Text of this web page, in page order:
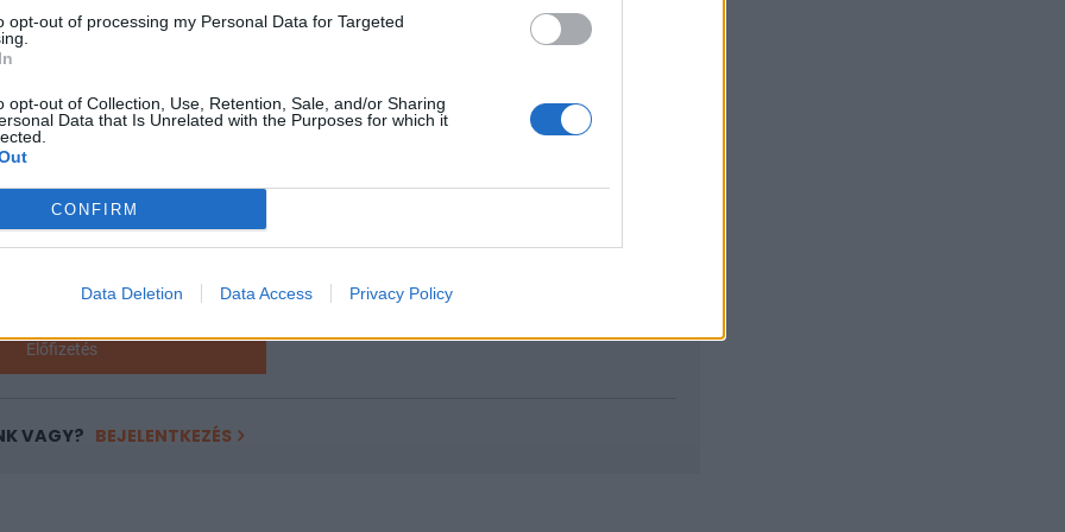
opt-out of processing my Personal Data for Targeted
opt-out of Collection, Use, Retention, Sale, and/or Sharing
Data that Is Unrelated with the Purposes for which it
CONFIRM
Data Deletion Data Access Privacy Policy
portfolio.hu hírarchívumához tartozik, melynek olvasása előfizetéses
tartalmazza:
cikkarchívum
Előfizetés
VAGY? BEJELENTKEZÉS